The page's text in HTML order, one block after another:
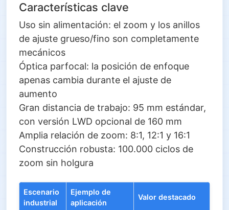
Características clave
Uso sin alimentación: el zoom y los anillos
de ajuste grueso/fino son completamente
mecánicos
Óptica parfocal: la posición de enfoque
apenas cambia durante el ajuste de
aumento
Gran distancia de trabajo: 95 mm estándar,
con versión LWD opcional de 160 mm
Amplia relación de zoom: 8:1, 12:1 y 16:1
Construcción robusta: 100.000 ciclos de
zoom sin holgura
Escenario
industrial
Ejemplo de
aplicación
Valor destacado